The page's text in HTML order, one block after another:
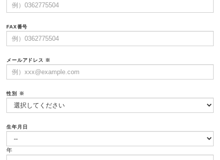
FAX番号
メールアドレス ※
性別 ※
生年月日
年